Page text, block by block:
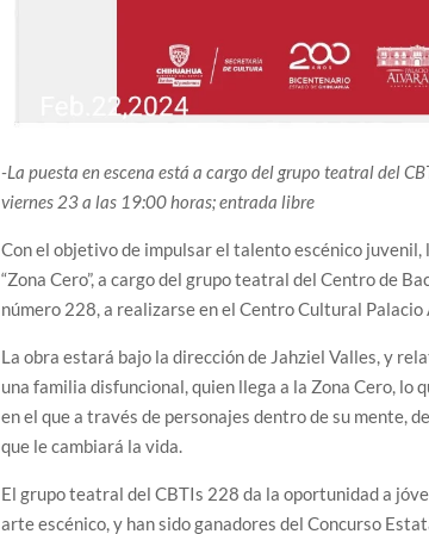
-La puesta en escena está a cargo del grupo teatral del
viernes 23 a las 19:00 horas; entrada libre
Con el objetivo de impulsar el talento escénico
“Zona Cero”, a cargo del grupo teatral del Centro de
número 228, a realizarse en el Centro Cultural
La obra estará bajo la dirección de Jahziel Valles, y
una familia disfuncional, quien llega a la Zona Cero, lo
en el que a través de personajes dentro de su mente,
que le cambiará la vida.
El grupo teatral del CBTIs 228 da la oportunidad a
arte escénico, y han sido ganadores del Concurso